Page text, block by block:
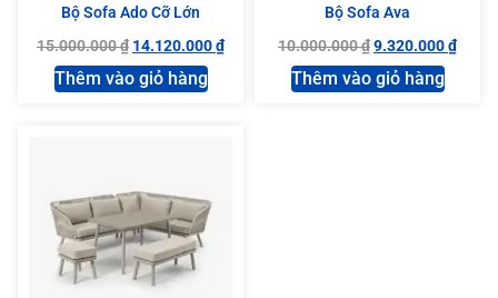
Bộ Sofa Ado Cỡ Lớn
15.000.000₫ 14.120.000₫
Thêm vào giỏ hàng
Bộ Sofa Ava
10.000.000₫9.320.000₫
Thêm vào giỏ hàng